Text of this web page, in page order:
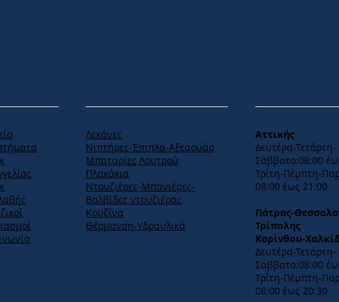
Αττικής
Δευτέρα-Τετάρτη-​
Σάββατο:08:00
​Τρίτη-Πέμπτη-
08:00 έως 21:00
Πάτρας-
Τρίπολης
Κορίνθου-
Δευτέρα-Τετάρτη-​
Σάββατο:08:00
Τρίτη-Πέμπτη-
08:00 έως 20:30
Λεκάνες
Νιπτήρες-Έπιπλα-Αξεσουάρ
Μπαταρίες Λουτρού
Πλακάκια
Ντουζιέρες-Μπανιέρες-
Βαλβίδες ντουζιέρας
Κουζίνα
Θέρμανση-Υδραυλικά